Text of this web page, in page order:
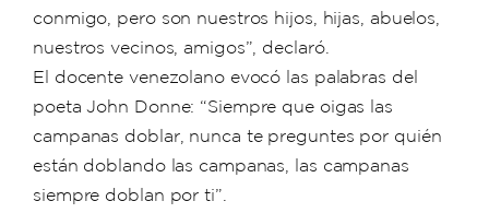
conmigo, pero son nuestros hijos, hijas, abuelos,
nuestros vecinos, amigos”, declaró.
El docente venezolano evocó las palabras del
poeta John Donne: “Siempre que oigas las
campanas doblar, nunca te preguntes por quién
están doblando las campanas, las campanas
siempre doblan por ti”.